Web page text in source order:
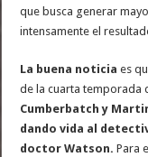
que busca generar
intensamente el
La buena noticia es
de la cuarta temporada
Cumberbatch y
dando vida al
doctor Watson. Para